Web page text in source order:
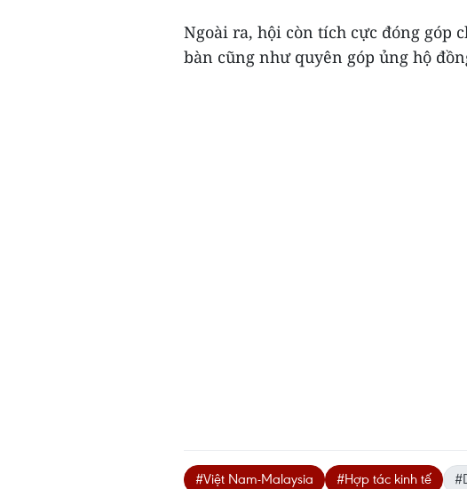
Ngoài ra, hội còn tích cực đóng góp
bàn cũng như quyên góp ủng hộ
#Việt Nam-Malaysia #Hợp tác kinh tế